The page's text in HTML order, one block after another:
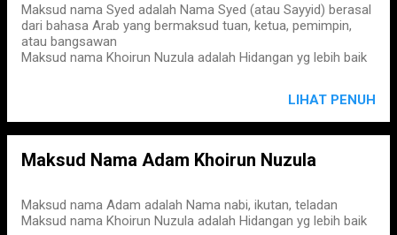
Maksud nama Syed adalah Nama Syed (atau Sayyid) berasal
dari bahasa Arab yang bermaksud tuan, ketua, pemimpin,
atau bangsawan
Maksud nama Khoirun Nuzula adalah Hidangan yg lebih baik
LIHAT PENUH
Maksud Nama Adam Khoirun Nuzula
Maksud nama Adam adalah Nama nabi, ikutan, teladan
Maksud nama Khoirun Nuzula adalah Hidangan yg lebih baik